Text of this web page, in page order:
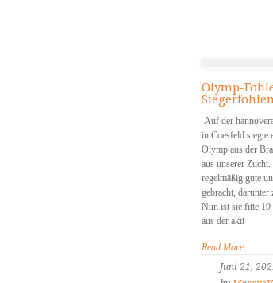
Olymp-
Auf der
in Coesfeld siegte
Olymp aus der
aus unserer
regelmäßig gute
gebracht, darunter
Nun ist sie fitte 19
aus der akti
Read More
Juni 21,